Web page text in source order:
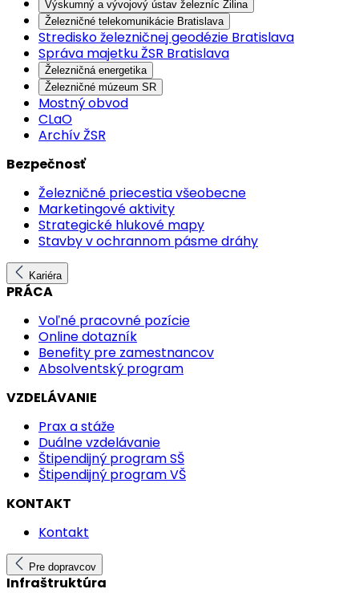
Výskumný a vývojový ústav železníc Žilina
Železničné telekomunikácie Bratislava
Stredisko železničnej geodézie Bratislava
Správa majetku ŽSR Bratislava
Železničná energetika
Železničné múzeum SR
Mostný obvod
CLaO
Archív ŽSR
Bezpečnosť
Železničné priecestia všeobecne
Marketingové aktivity
Strategické hlukové mapy
Stavby v ochrannom pásme dráhy
Kariéra
PRÁCA
Voľné pracovné pozície
Online dotazník
Benefity pre zamestnancov
Absolventský program
VZDELÁVANIE
Prax a stáže
Duálne vzdelávanie
Štipendijný program SŠ
Štipendijný program VŠ
KONTAKT
Kontakt
Pre dopravcov
Infraštruktúra